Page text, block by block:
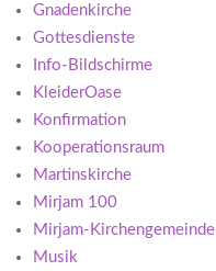
Gnadenkirche
Gottesdienste
Info-Bildschirme
KleiderOase
Konfirmation
Kooperationsraum
Martinskirche
Mirjam 100
Mirjam-Kirchengemeinde
Musik